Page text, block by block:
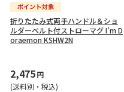
折りたたみ式両手ハンドル＆ショ
ルダーベルト付ストローマグ I'm D
oraemon KSHW2N
2,475円
(送料別・税込)